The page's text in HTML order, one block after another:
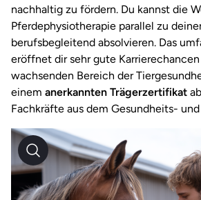
nachhaltig zu fördern. Du kannst die
Pferdephysiotherapie parallel zu
berufsbegleitend absolvieren. Das
eröffnet dir sehr gute
wachsenden Bereich der
einem anerkannten Trägerzertifikat
Fachkräfte aus dem Gesundheits-